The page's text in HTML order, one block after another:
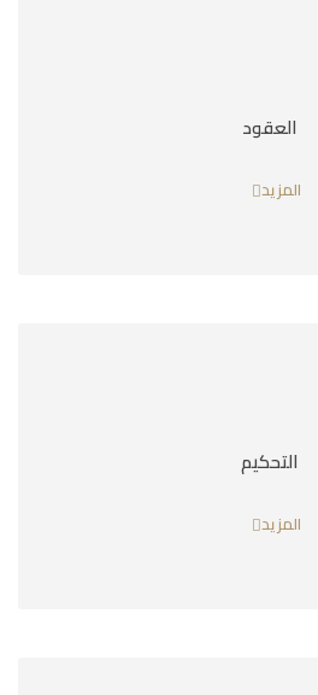
العقود
المزيد
التحكيم
المزيد